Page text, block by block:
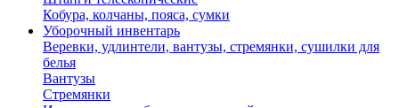
Кобура, колчаны, пояса, сумки
Уборочный инвентарь
Веревки, удлинтели, вантузы, стремянки, сушилки для
белья
Вантузы
Стремянки